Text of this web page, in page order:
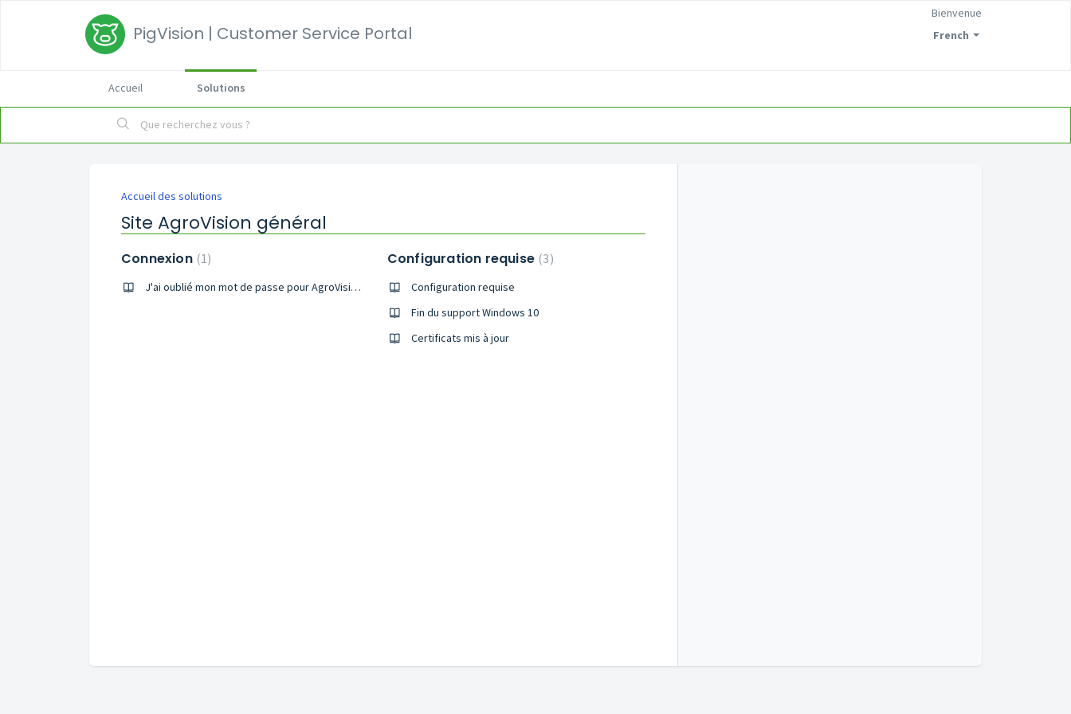
PigVision | Customer Service Portal French
Bienvenue
Accueil Solutions
Accueil des solutions
Site AgroVision général
Connexion 1
J'ai oublié mon mot de passe pour AgroVision
Configuration requise 3
Configuration requise
Fin du support Windows 10
Certificats mis à jour